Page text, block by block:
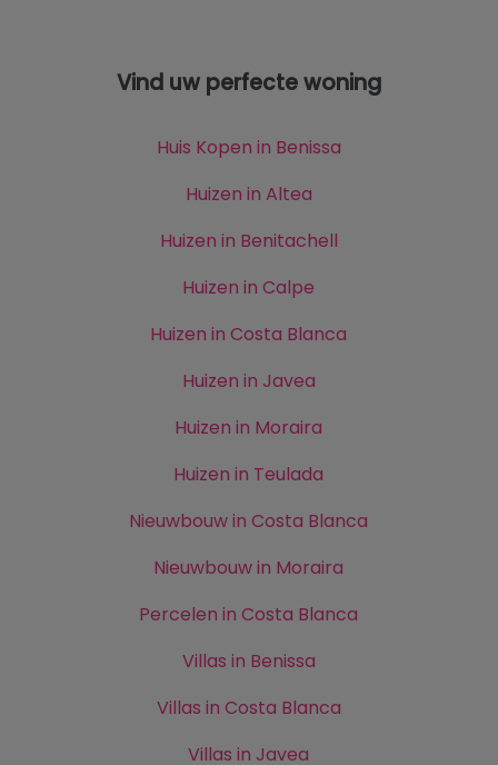
Vind uw perfecte woning
Huis Kopen in Benissa
Huizen in Altea
Huizen in Benitachell
Huizen in Calpe
Huizen in Costa Blanca
Huizen in Javea
Huizen in Moraira
Huizen in Teulada
Nieuwbouw in Costa Blanca
Nieuwbouw in Moraira
Percelen in Costa Blanca
Villas in Benissa
Villas in Costa Blanca
Villas in Javea